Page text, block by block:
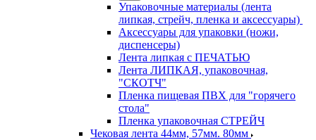
Упаковочные материалы (лента
липкая, стрейч, пленка и аксессуары)
Аксессуары для упаковки (ножи,
диспенсеры)
Лента липкая с ПЕЧАТЬЮ
Лента ЛИПКАЯ, упаковочная,
"СКОТЧ"
Пленка пищевая ПВХ для "горячего
стола"
Пленка упаковочная СТРЕЙЧ
Чековая лента 44мм, 57мм. 80мм